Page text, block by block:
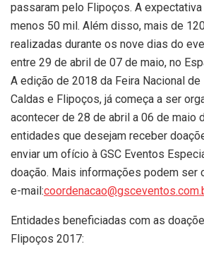
passaram pelo Flipoços. A
menos 50 mil. Além disso, mais de
realizadas durante os nove dias do
entre 29 de abril de 07 de maio, no
A edição de 2018 da Feira Nacional
Caldas e Flipoços, já começa a ser
acontecer de 28 de abril a 06 de maio
entidades que desejam receber
enviar um ofício à GSC Eventos
doação. Mais informações podem ser
e-mail:
Entidades beneficiadas com as
Flipoços 2017: